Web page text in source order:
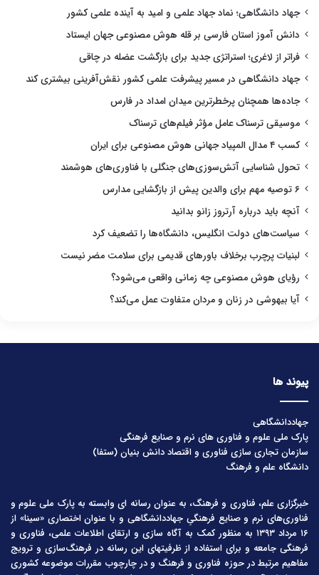
جهاد دانشگاهی؛ نماد جهاد علمی و امید به آینده علمی کشور
دانش آموز استان فارسی بر قله هوش مصنوعی جهان ایستاد
فراتر از لاغری؛ استراتژی جدید برای بازگشت عضله در چاقی
جهاد دانشگاهی در مسیر پیشرفت علمی کشور نقش‌آفرینی بیشتری کند
جاده‌ها همچنان پرخطرترین میدان امداد در فارس
موسیقی ترسناک عامل مؤثر فیلم‌های ترسناک
کسب ۴ مدال المپیاد جهانی هوش مصنوعی برای ایران
تحول شناسایی آتش‌سوزی‌های جنگلی با فناوری‌های هوشمند
۶ توصیه مهم برای والدین پیش از بازگشایی مدارس
آنچه باید درباره آرتروز زانو بدانید
سیاست‌های دولت انگلیس، دانشگاه‌ها را تضعیف کرد
لبنیات پرچرب برخلاف باورهای قدیمی برای سلامت مضر نیست
رؤیای هوش مصنوعی چه زمانی واقعی می‌شود؟
آیا بیهوشی در زنان و مردان متفاوت عمل می‌کند؟
پیوند ها
جهاددانشگاهی
پارک ملی علوم و فناوری های نرم و صنایع فرهنگی
سازمان تجاری سازی فناوری و اقتصاد دانش بنیان (ستفا)
دانشگاه علم و فرهنگ
خبرگزاری علم، فناوری و فرهنگ، به عنوان رسانه ای وابسته به پارک ملی علوم و
فناوری‌های نرم و صنایع فرهنگیِ جهاددانشگاهی و با عنوان اختصاری «سینا» از
۱۶ مرداد ۱۳۹۳ به منظور کمک به آگاه سازی و ارتقای اطلاعات علمی، فناوری و
فرهنگی جامعه و برای استفاده از ظرفیتهای این رسانه در فرهنگ‌سازی و ترویج
مفاهیم مرتبط در حوزه فناوری و فرهنگ و در چارچوب مقررات موضوعه کشوری